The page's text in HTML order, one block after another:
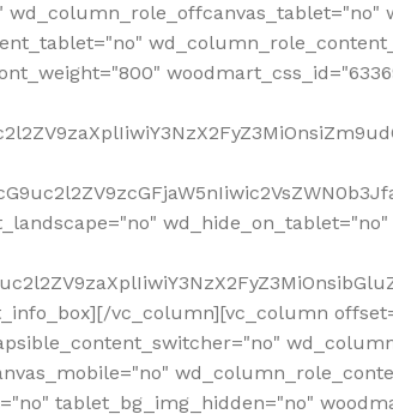
vc_column][vc_column
tablet_bg_img_hidden="no"